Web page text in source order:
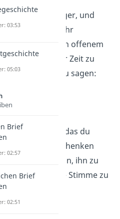
ist schwieriger, und
erfordert mehr
als sich in offenem
zu seiner Zeit zu
und laut zu sagen:
Kurt Tucholsky
größte
, das du
Menschen schenken
besteht darin, ihn zu
seine eigene Stimme zu
Paulo Coelho
03:53
05:03
Brief
02:57
Brief
02:51